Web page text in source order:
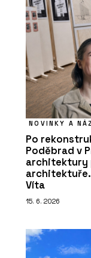
NOVINKY A
Po
Poděbrad v
architektury
architektuře.
Víta
15. 6. 2026